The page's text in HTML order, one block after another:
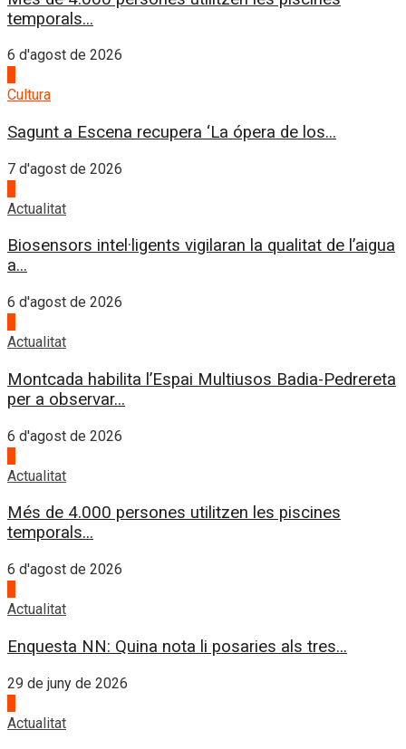
temporals...
6 d'agost de 2026
Cultura
Sagunt a Escena recupera ‘La ópera de los...
7 d'agost de 2026
Actualitat
Biosensors intel·ligents vigilaran la qualitat de l’aigua
a...
6 d'agost de 2026
Actualitat
Montcada habilita l’Espai Multiusos Badia-Pedrereta
per a observar...
6 d'agost de 2026
Actualitat
Més de 4.000 persones utilitzen les piscines
temporals...
6 d'agost de 2026
Actualitat
Enquesta NN: Quina nota li posaries als tres...
29 de juny de 2026
Actualitat